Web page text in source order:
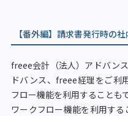
【番外編】請求書発行時の
freee会計（法人）アドバン
ドバンス、freee経理をご利
フロー機能を利用することも
ワークフロー機能を利用す